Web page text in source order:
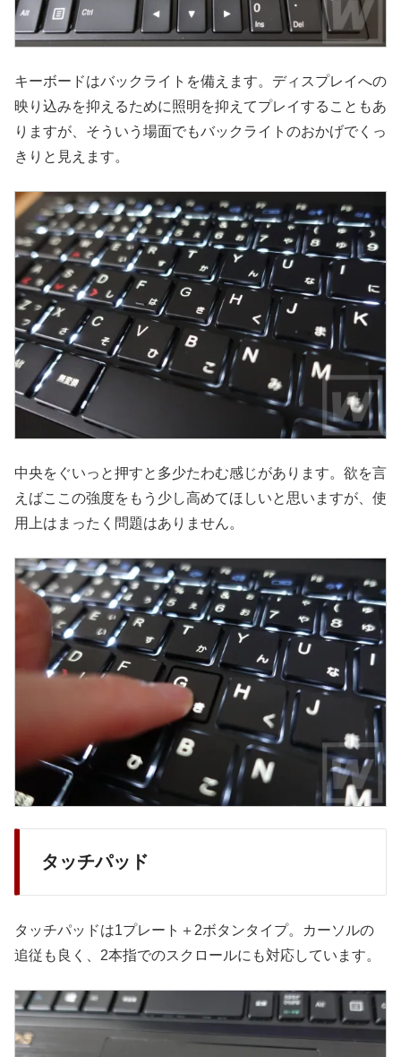
キーボードはバックライトを備えます。ディスプレイへの
映り込みを抑えるために照明を抑えてプレイすることもあ
りますが、そういう場面でもバックライトのおかげでくっ
きりと見えます。
中央をぐいっと押すと多少たわむ感じがあります。欲を言
えばここの強度をもう少し高めてほしいと思いますが、使
用上はまったく問題はありません。
タッチパッド
タッチパッドは1プレート＋2ボタンタイプ。カーソルの
追従も良く、2本指でのスクロールにも対応しています。